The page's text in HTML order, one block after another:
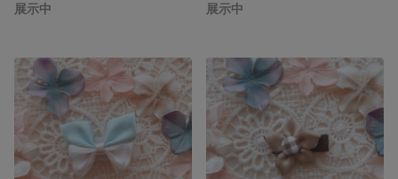
展示中
展示中